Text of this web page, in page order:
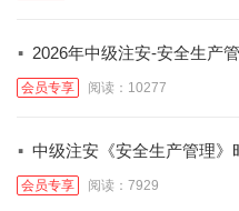
· 2026年中级注安-安全生产
会员专享 阅读：10277
· 中级注安《安全生产管理》
会员专享 阅读：7929